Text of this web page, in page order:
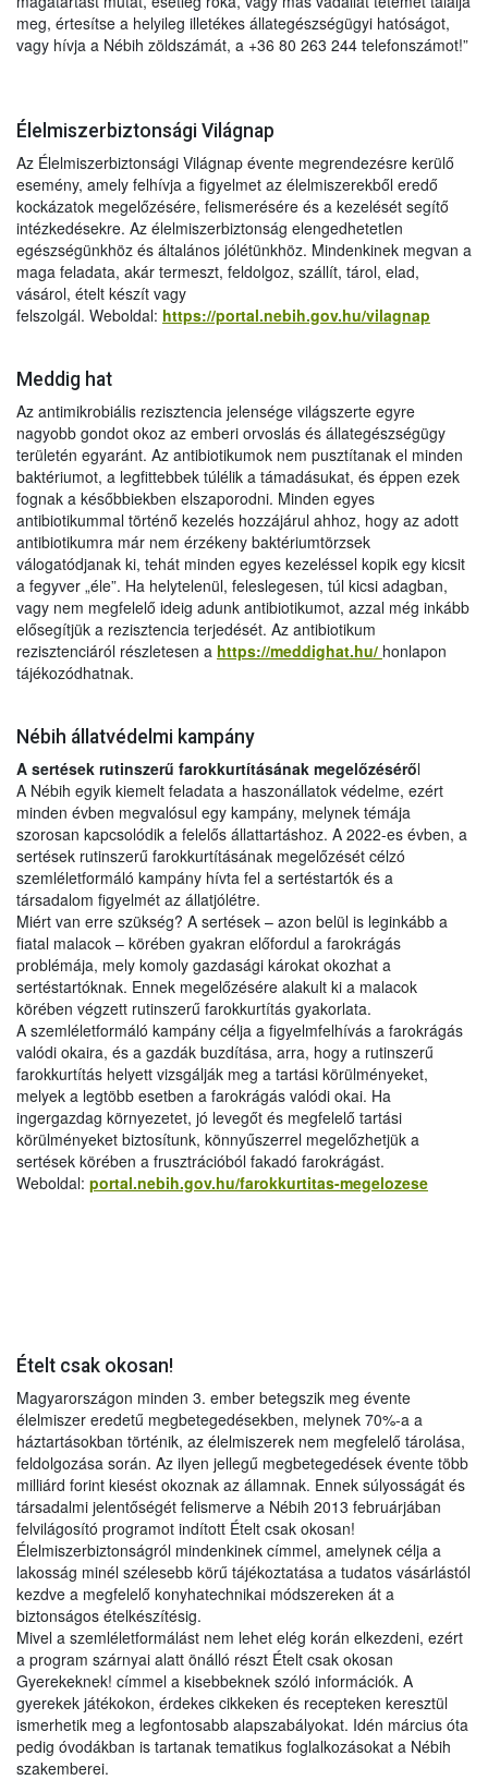
meg, értesítse a helyileg illetékes állategészségügyi hatóságot,
vagy hívja a Nébih zöldszámát, a +36 80 263 244 telefonszámot!”
Élelmiszerbiztonsági Világnap
Az Élelmiszerbiztonsági Világnap évente megrendezésre kerülő
esemény, amely felhívja a figyelmet az élelmiszerekből eredő
kockázatok megelőzésére, felismerésére és a kezelését segítő
intézkedésekre. Az élelmiszerbiztonság elengedhetetlen
egészségünkhöz és általános jólétünkhöz. Mindenkinek megvan a
maga feladata, akár termeszt, feldolgoz, szállít, tárol, elad,
vásárol, ételt készít vagy
felszolgál. Weboldal: https://portal.nebih.gov.hu/vilagnap
Meddig hat
Az antimikrobiális rezisztencia jelensége világszerte egyre
nagyobb gondot okoz az emberi orvoslás és állategészségügy
területén egyaránt. Az antibiotikumok nem pusztítanak el minden
baktériumot, a legfittebbek túlélik a támadásukat, és éppen ezek
fognak a későbbiekben elszaporodni. Minden egyes
antibiotikummal történő kezelés hozzájárul ahhoz, hogy az adott
antibiotikumra már nem érzékeny baktériumtörzsek
válogatódjanak ki, tehát minden egyes kezeléssel kopik egy kicsit
a fegyver „éle”. Ha helytelenül, feleslegesen, túl kicsi adagban,
vagy nem megfelelő ideig adunk antibiotikumot, azzal még inkább
elősegítjük a rezisztencia terjedését. Az antibiotikum
rezisztenciáról részletesen a https://meddighat.hu/ honlapon
tájékozódhatnak.
Nébih állatvédelmi kampány
A sertések rutinszerű farokkurtításának megelőzéséről
A Nébih egyik kiemelt feladata a haszonállatok védelme, ezért
minden évben megvalósul egy kampány, melynek témája
szorosan kapcsolódik a felelős állattartáshoz. A 2022-es évben, a
sertések rutinszerű farokkurtításának megelőzését célzó
szemléletformáló kampány hívta fel a sertéstartók és a
társadalom figyelmét az állatjólétre.
Miért van erre szükség? A sertések – azon belül is leginkább a
fiatal malacok – körében gyakran előfordul a farokrágás
problémája, mely komoly gazdasági károkat okozhat a
sertéstartóknak. Ennek megelőzésére alakult ki a malacok
körében végzett rutinszerű farokkurtítás gyakorlata.
A szemléletformáló kampány célja a figyelmfelhívás a farokrágás
valódi okaira, és a gazdák buzdítása, arra, hogy a rutinszerű
farokkurtítás helyett vizsgálják meg a tartási körülményeket,
melyek a legtöbb esetben a farokrágás valódi okai. Ha
ingergazdag környezetet, jó levegőt és megfelelő tartási
körülményeket biztosítunk, könnyűszerrel megelőzhetjük a
sertések körében a frusztrációból fakadó farokrágást.
Weboldal: portal.nebih.gov.hu/farokkurtitas-megelozese
Ételt csak okosan!
Magyarországon minden 3. ember betegszik meg évente
élelmiszer eredetű megbetegedésekben, melynek 70%-a a
háztartásokban történik, az élelmiszerek nem megfelelő tárolása,
feldolgozása során. Az ilyen jellegű megbetegedések évente több
milliárd forint kiesést okoznak az államnak. Ennek súlyosságát és
társadalmi jelentőségét felismerve a Nébih 2013 februárjában
felvilágosító programot indított Ételt csak okosan!
Élelmiszerbiztonságról mindenkinek címmel, amelynek célja a
lakosság minél szélesebb körű tájékoztatása a tudatos vásárlástól
kezdve a megfelelő konyhatechnikai módszereken át a
biztonságos ételkészítésig.
Mivel a szemléletformálást nem lehet elég korán elkezdeni, ezért
a program szárnyai alatt önálló részt Ételt csak okosan
Gyerekeknek! címmel a kisebbeknek szóló információk. A
gyerekek játékokon, érdekes cikkeken és recepteken keresztül
ismerhetik meg a legfontosabb alapszabályokat. Idén március óta
pedig óvodákban is tartanak tematikus foglalkozásokat a Nébih
szakemberei.